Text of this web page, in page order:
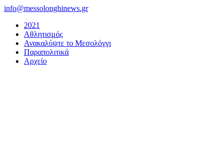
Μετάβαση
περιεχόμενο
info@messolonghinews.gr
2021
Αθλητισμός
Ανακαλύψτε το Μεσολόγγι
Παραπολιτικά
Αρχείο